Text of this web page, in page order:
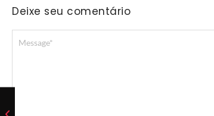
Deixe seu comentário